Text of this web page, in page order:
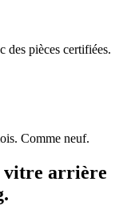
des pièces certifiées.
Comme neuf.
vitre arrière
.